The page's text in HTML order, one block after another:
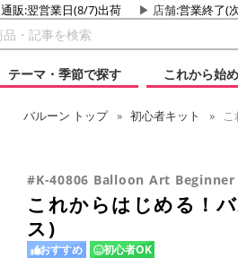
通販:翌営業日(8/7)出荷 店舗:営業終了(
テーマ・季節で探す
これから始
バルーン トップ 初心者キット こ
#K-40806 Balloon Art
これからはじめる！
ス)
おすすめ 初心者OK